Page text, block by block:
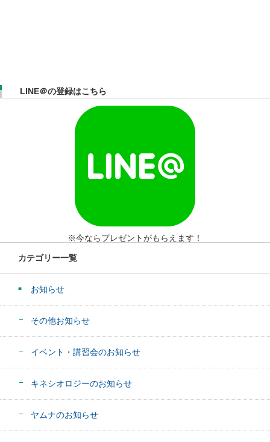
LINE＠の登録はこちら
※今ならプレゼントがもらえます！
カテゴリー一覧
お知らせ
その他お知らせ
イベント・講習会のお知らせ
キネシオロジーのお知らせ
ヤムナのお知らせ